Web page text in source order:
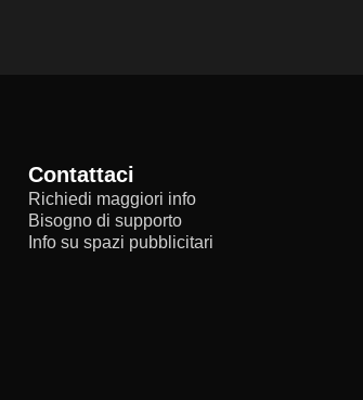
Contattaci
Richiedi maggiori info
Bisogno di supporto
Info su spazi pubblicitari